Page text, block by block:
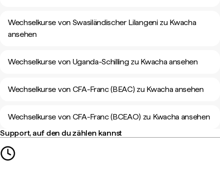
Wechselkurse von Swasiländischer Lilangeni zu Kwacha
ansehen
Wechselkurse von Uganda-Schilling zu Kwacha ansehen
Wechselkurse von CFA-Franc (BEAC) zu Kwacha ansehen
Wechselkurse von CFA-Franc (BCEAO) zu Kwacha ansehen
Support, auf den du zählen kannst